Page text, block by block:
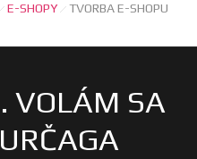
E-SHOPY
TVORBA E-SHOPU
VOLÁM SA